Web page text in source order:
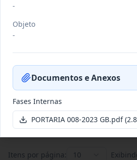
-/-
Data:20/07/2026
Itens por página: 10
-
Objeto
-
Documentos e Anexos
Fases Internas
PORTARIA 008-2023 GB.pdf